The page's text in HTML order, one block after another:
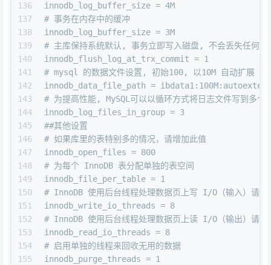
136
137
138
139
140
141
142
143
144
145
146
147
148
149
150
151
152
153
154
155
innodb_log_buffer_size = 4M
# 事务在内存中的缓冲
innodb_log_buffer_size = 3M
# 主库保持系统默认, 事务立即写入磁盘, 不会丢失任何一
innodb_flush_log_at_trx_commit = 1
# mysql 的数据文件设置, 初始100, 以10M 自动扩展
innodb_data_file_path = ibdata1:100M:autoextend
# 为提高性能, MySQL可以以循环方式将日志文件写到多个
innodb_log_files_in_group = 3
##其他设置
# 如果库里的表特别多的情况，请增加此值
innodb_open_files = 800
# 为每个 InnoDB 表分配单独的表空间
innodb_file_per_table = 1
# InnoDB 使用后台线程处理数据页上写 I/O（输入）请求
innodb_write_io_threads = 8
# InnoDB 使用后台线程处理数据页上读 I/O（输出）请求
innodb_read_io_threads = 8
# 启用单独的线程来回收无用的数据
innodb_purge_threads = 1